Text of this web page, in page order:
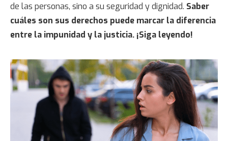
de las personas, sino a su seguridad y dignidad. Saber
cuáles son sus derechos puede marcar la diferencia
entre la impunidad y la justicia. ¡Siga leyendo!